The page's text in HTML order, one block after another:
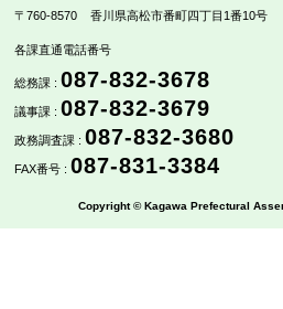
〒760-8570 香川県高松市番町四丁目1番10号
各課直通電話番号
総務課 : 087-832-3678
議事課 : 087-832-3679
政務調査課 : 087-832-3680
FAX番号 : 087-831-3384
Copyright © Kagawa Prefectural